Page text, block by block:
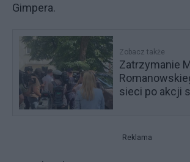
Gimpera.
Zobacz także
Zatrzymanie
sieci po akcji
Reklama